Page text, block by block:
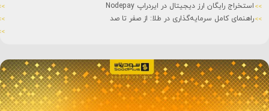
استخراج رایگان ارز دیجیتال در ایردراپ Nodepay
راهنمای کامل سرمایه‌گذاری در طلا: از صفر تا صد